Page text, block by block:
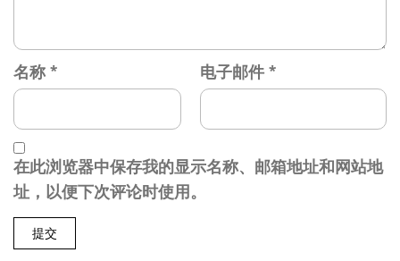
名称 * 电子邮件 *
在此浏览器中保存我的显示名称、邮箱地址和网站地
址，以便下次评论时使用。